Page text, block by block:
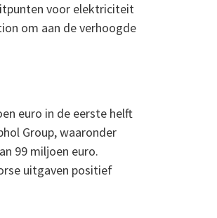
voor elektriciteit
om aan de verhoogde
euro in de eerste helft
Group, waaronder
99 miljoen euro.
uitgaven positief